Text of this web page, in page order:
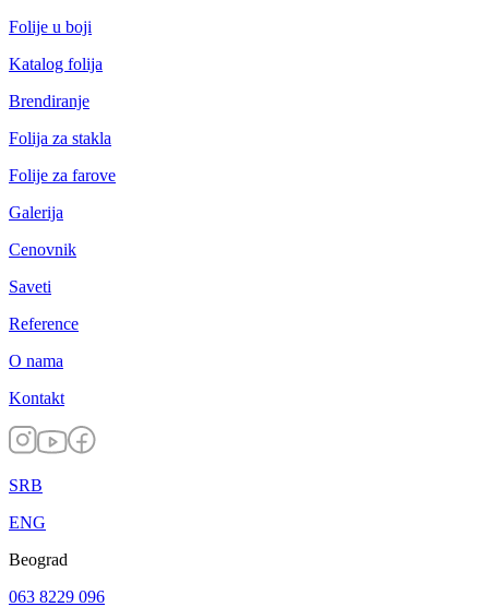
Folije u boji
Katalog folija
Brendiranje
Folija za stakla
Folije za farove
Galerija
Cenovnik
Saveti
Reference
O nama
Kontakt
SRB
ENG
Beograd
063 8229 096